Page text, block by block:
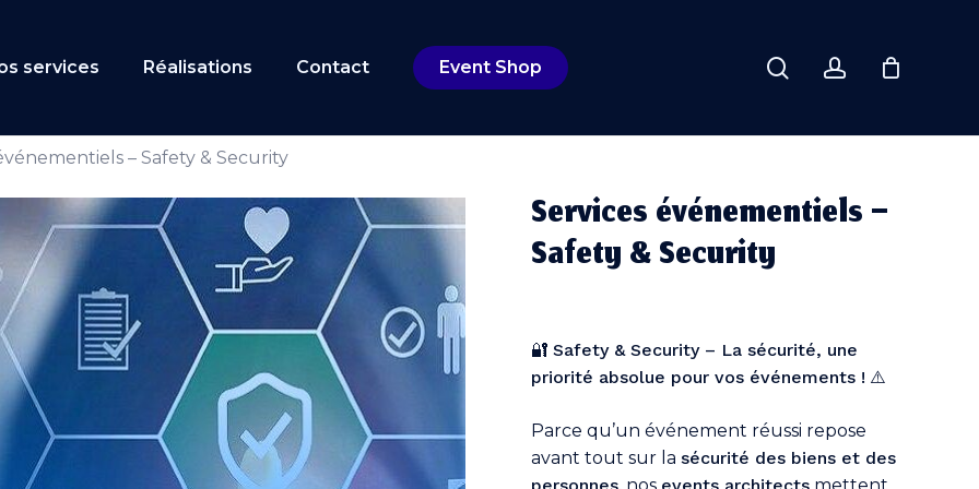
services Réalisations Contact Event Shop searchaccount
Cart
– Safety & Security
Services événementiels –
Safety & Security
🔐 Safety & Security – La sécurité, une
priorité absolue pour vos événements ! ⚠️
Parce qu’un événement réussi repose
avant tout sur la sécurité des biens et des
personnes, nos events architects mettent